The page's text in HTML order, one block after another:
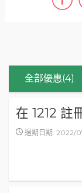
全部優惠(4)
在 1212 註
過期日期: 2022/